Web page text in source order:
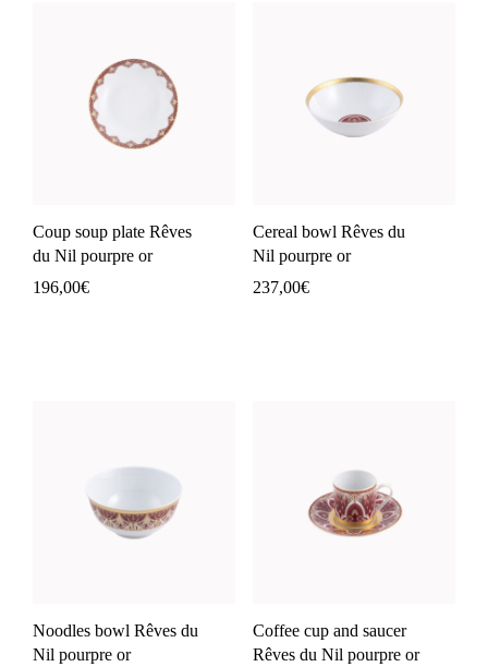
Coup soup plate Rêves
du Nil pourpre or
196,00€
Cereal bowl Rêves du
Nil pourpre or
237,00€
Noodles bowl Rêves du
Nil pourpre or
Coffee cup and saucer
Rêves du Nil pourpre or